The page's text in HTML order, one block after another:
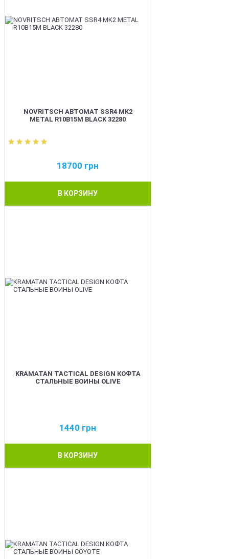
NOVRITSCH АВТОМАТ SSR4 MK2
METAL R10B15M BLACK 32280
18700 грн
В КОРЗИНУ
KRAMATAN TACTICAL DESIGN КОФТА
СТАЛЬНЫЕ ВОИНЫ OLIVE
1440 грн
В КОРЗИНУ